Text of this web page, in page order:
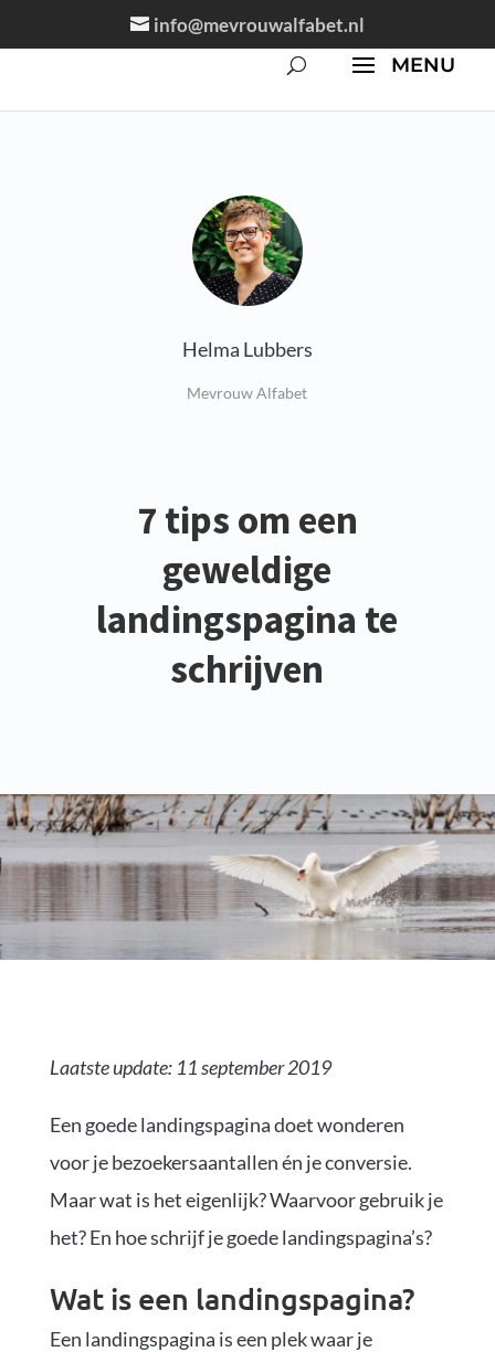
info@mevrouwalfabet.nl
Helma Lubbers
Mevrouw Alfabet
7 tips om een
geweldige
landingspagina te
schrijven
Laatste update: 11 september 2019
Een goede landingspagina doet wonderen
voor je bezoekersaantallen én je conversie.
Maar wat is het eigenlijk? Waarvoor gebruik je
het? En hoe schrijf je goede landingspagina’s?
Wat is een landingspagina?
Een landingspagina is een plek waar je